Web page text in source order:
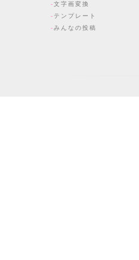
文字画変換
テンプレート
みんなの投稿